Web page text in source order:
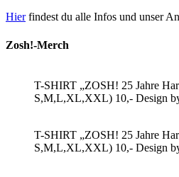
Hierfindest du alle Infos und unser
Zosh!-Merch
T-SHIRT „ZOSH! 25 Jahre
S,M,L,XL,XXL) 10,- Design
T-SHIRT „ZOSH! 25 Jahre
S,M,L,XL,XXL) 10,- Design